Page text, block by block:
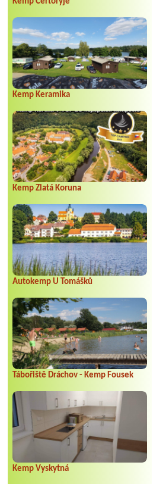
***
1 x place ,karavan, auto
Kemp Keramika
Kemp Zlatá Koruna
Autokemp U Tomášků
Tábořiště Dráchov - Kemp Fousek
Kemp Vyskytná